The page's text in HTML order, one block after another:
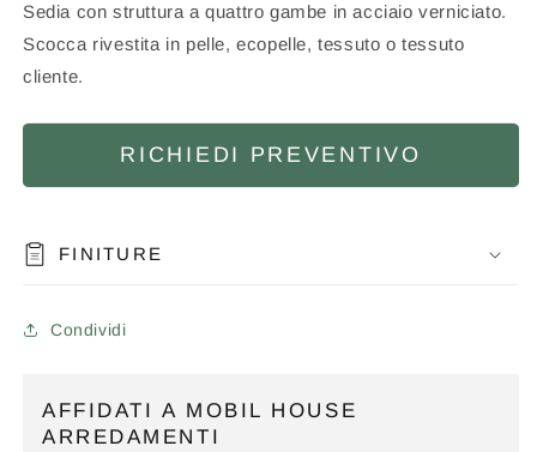
Sedia con struttura a quattro gambe in acciaio verniciato.
Scocca rivestita in pelle, ecopelle, tessuto o tessuto
cliente.
RICHIEDI PREVENTIVO
FINITURE
Condividi
AFFIDATI A MOBIL HOUSE
ARREDAMENTI